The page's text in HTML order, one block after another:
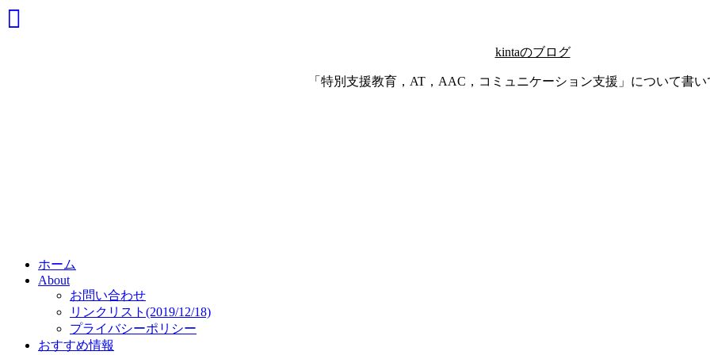
kintaのブログ
「特別支援教育，AT，AAC，コミュニケーション支援」について書
ホーム
About
お問い合わせ
リンクリスト(2019/12/18)
プライバシーポリシー
おすすめ情報